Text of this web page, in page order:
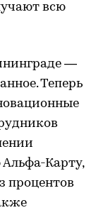
всю
—
Теперь
Карту,
процентов